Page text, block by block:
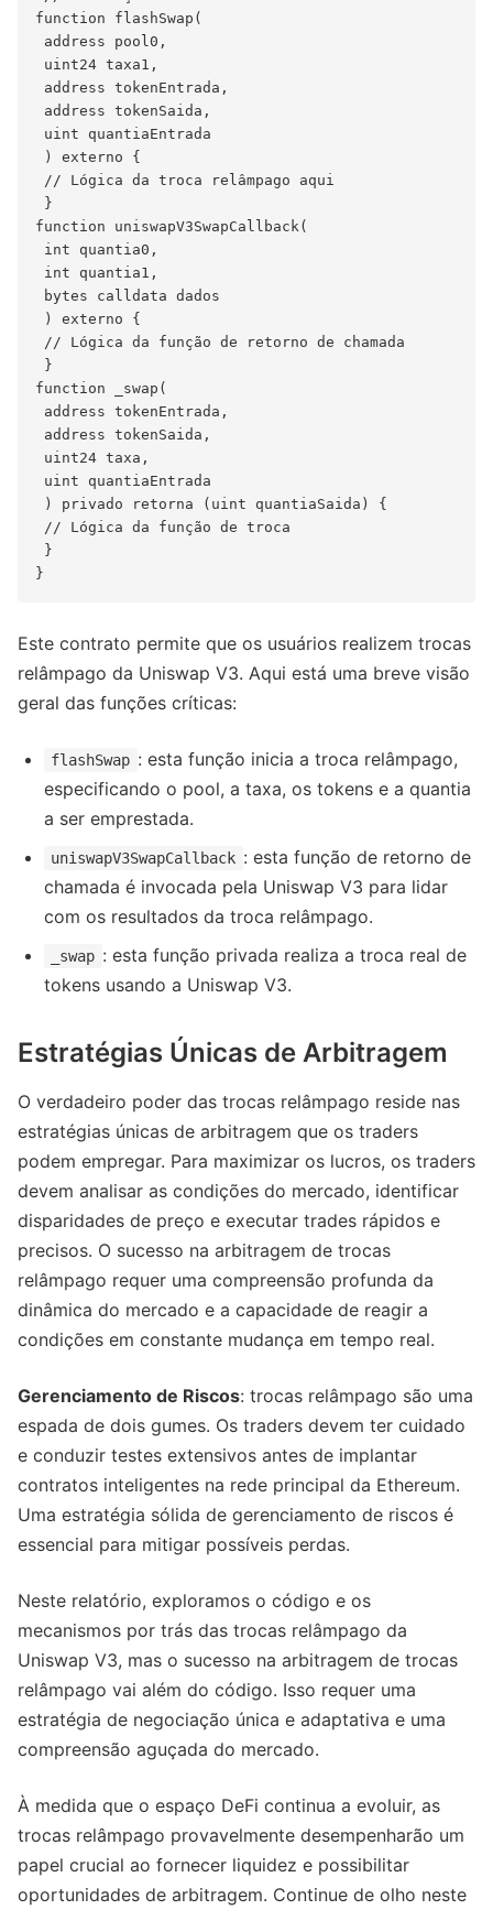
function flashSwap(
address pool0,
uint24 taxa1,
address tokenEntrada,
address tokenSaida,
uint quantiaEntrada
) externo {
// Lógica da troca relâmpago aqui
}
function uniswapV3SwapCallback(
int quantia0,
int quantia1,
bytes calldata dados
) externo {
// Lógica da função de retorno de chamada
}
function _swap(
address tokenEntrada,
address tokenSaida,
uint24 taxa,
uint quantiaEntrada
) privado retorna (uint quantiaSaida) {
// Lógica da função de troca
}
Este contrato permite que os usuários realizem trocas
relâmpago da Uniswap V3. Aqui está uma breve visão
geral das funções críticas:
flashSwap : esta função inicia a troca relâmpago,
especificando o pool, a taxa, os tokens e a quantia
a ser emprestada.
uniswapV3SwapCallback : esta função de retorno de
chamada é invocada pela Uniswap V3 para lidar
com os resultados da troca relâmpago.
_swap : esta função privada realiza a troca real de
tokens usando a Uniswap V3.
Estratégias Únicas de Arbitragem
O verdadeiro poder das trocas relâmpago reside nas
estratégias únicas de arbitragem que os traders
podem empregar. Para maximizar os lucros, os traders
devem analisar as condições do mercado, identificar
disparidades de preço e executar trades rápidos e
precisos. O sucesso na arbitragem de trocas
relâmpago requer uma compreensão profunda da
dinâmica do mercado e a capacidade de reagir a
condições em constante mudança em tempo real.
Gerenciamento de Riscos: trocas relâmpago são uma
espada de dois gumes. Os traders devem ter cuidado
e conduzir testes extensivos antes de implantar
contratos inteligentes na rede principal da Ethereum.
Uma estratégia sólida de gerenciamento de riscos é
essencial para mitigar possíveis perdas.
Neste relatório, exploramos o código e os
mecanismos por trás das trocas relâmpago da
Uniswap V3, mas o sucesso na arbitragem de trocas
relâmpago vai além do código. Isso requer uma
estratégia de negociação única e adaptativa e uma
compreensão aguçada do mercado.
À medida que o espaço DeFi continua a evoluir, as
trocas relâmpago provavelmente desempenharão um
papel crucial ao fornecer liquidez e possibilitar
oportunidades de arbitragem. Continue de olho neste